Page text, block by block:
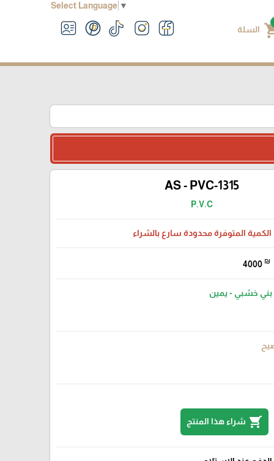
Select Language ▼
السلة
AS - PVC-1315
P.V.C
الكمية المتوفرة محدودة سارع بالشراء
4000 ₪
بني خشبي - يمين
shopping_cart شراء هذا المنتج